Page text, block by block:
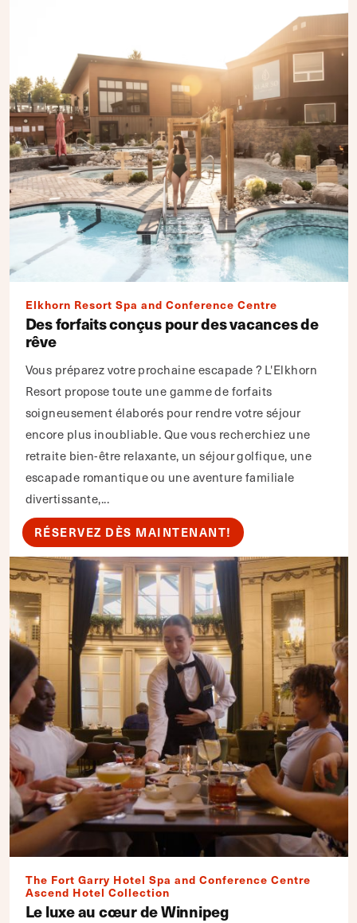
Elkhorn Resort Spa and Conference Centre
Des forfaits conçus pour des vacances de
rêve
Vous préparez votre prochaine escapade ? L'Elkhorn
Resort propose toute une gamme de forfaits
soigneusement élaborés pour rendre votre séjour
encore plus inoubliable. Que vous recherchiez une
retraite bien-être relaxante, un séjour golfique, une
escapade romantique ou une aventure familiale
divertissante,...
RÉSERVEZ DÈS MAINTENANT!
The Fort Garry Hotel Spa and Conference Centre
Ascend Hotel Collection
Le luxe au cœur de Winnipeg